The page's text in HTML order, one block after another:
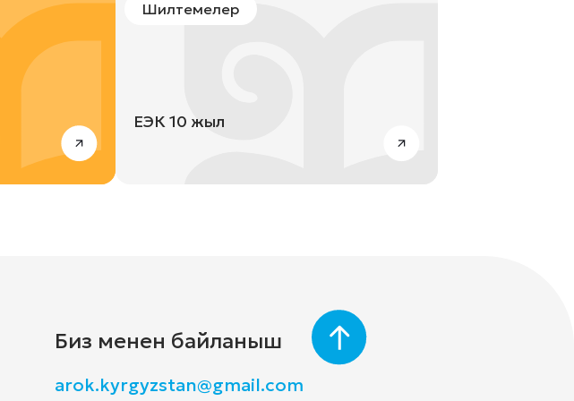
Шилтемелер
EЭК 10 жыл
Биз менен байланыш
arok.kyrgyzstan@gmail.com